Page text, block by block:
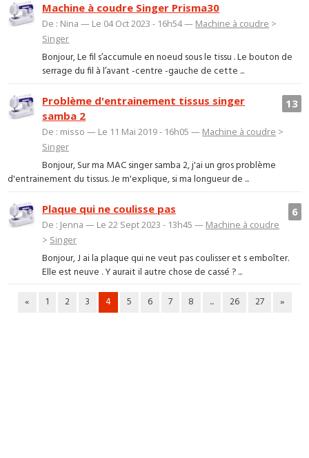
Machine à coudre Singer Prisma30
De : Nina — Le 04 Oct 2023 - 16h54 — Machine à coudre >
Singer
Bonjour, Le fil s’accumule en noeud sous le tissu . Le bouton de
serrage du fil à l’avant -centre -gauche de cette ...
13
Problème d'entrainement tissus singer
samba 2
De : misso — Le 11 Mai 2019 - 16h05 — Machine à coudre >
Singer
Bonjour, Sur ma MAC singer samba 2, j'ai un gros problème
d'entrainement du tissus. Je m'explique, si ma longueur de ...
6
Plaque qui ne coulisse pas
De : Jenna — Le 22 Sept 2023 - 13h45 — Machine à coudre
> Singer
Bonjour, J ai la plaque qui ne veut pas coulisser et s emboîter.
Elle est neuve . Y aurait il autre chose de cassé ? ...
« 1 2 3 4 5 6 7 8 ... 26 27 »